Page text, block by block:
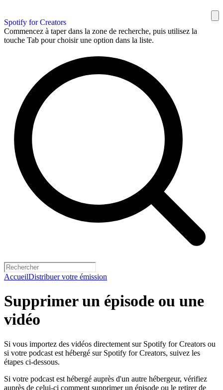
Spotify for Creators
Commencez à taper dans la zone de recherche, puis utilisez la
touche Tab pour choisir une option dans la liste.
AccueilDistribuer votre émission
Supprimer un épisode ou une
vidéo
Si vous importez des vidéos directement sur Spotify for Creators ou
si votre podcast est hébergé sur Spotify for Creators, suivez les
étapes ci-dessous.
Si votre podcast est hébergé auprès d'un autre hébergeur, vérifiez
auprès de celui-ci comment supprimer un épisode ou le retirer de